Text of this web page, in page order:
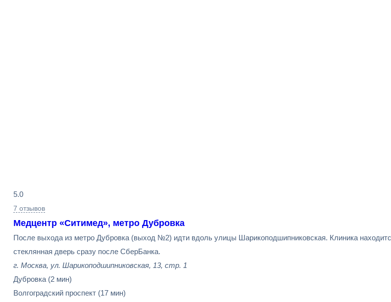
поиска
5.0
7 отзывов
Медцентр «Ситимед», метро Дубровка
После выхода из метро Дубровка (выход №2) идти вдоль улицы Шарикоподшипниковская. Клиника
стеклянная дверь сразу после СберБанка.
г. Москва, ул. Шарикоподшипниковская, 13, стр. 1
Дубровка (2 мин)
Волгоградский проспект (17 мин)